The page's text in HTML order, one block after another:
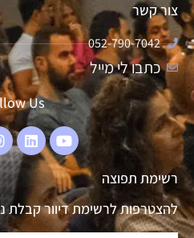
צור קשר
052-790-7042
כתבו לי מייל
Us
רשימת תפוצה
להצטרפות לרשימת דיוור קבלת